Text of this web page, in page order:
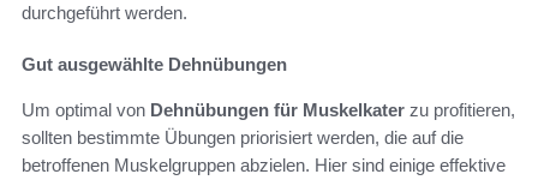
durchgeführt werden.
Gut ausgewählte Dehnübungen
Um optimal von Dehnübungen für Muskelkater zu profitieren,
sollten bestimmte Übungen priorisiert werden, die auf die
betroffenen Muskelgruppen abzielen. Hier sind einige effektive